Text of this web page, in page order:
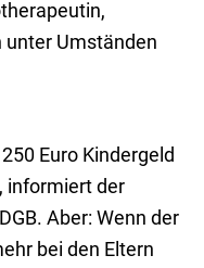
unter Umständen
Euro Kindergeld
informiert der
Aber: Wenn der
bei den Eltern